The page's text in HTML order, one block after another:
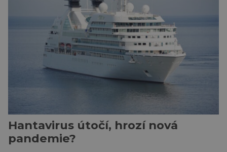
to je případ řady dědičných onemocnění,
například cystické fibrózy, […]
Hantavirus útočí, hrozí nová
pandemie?